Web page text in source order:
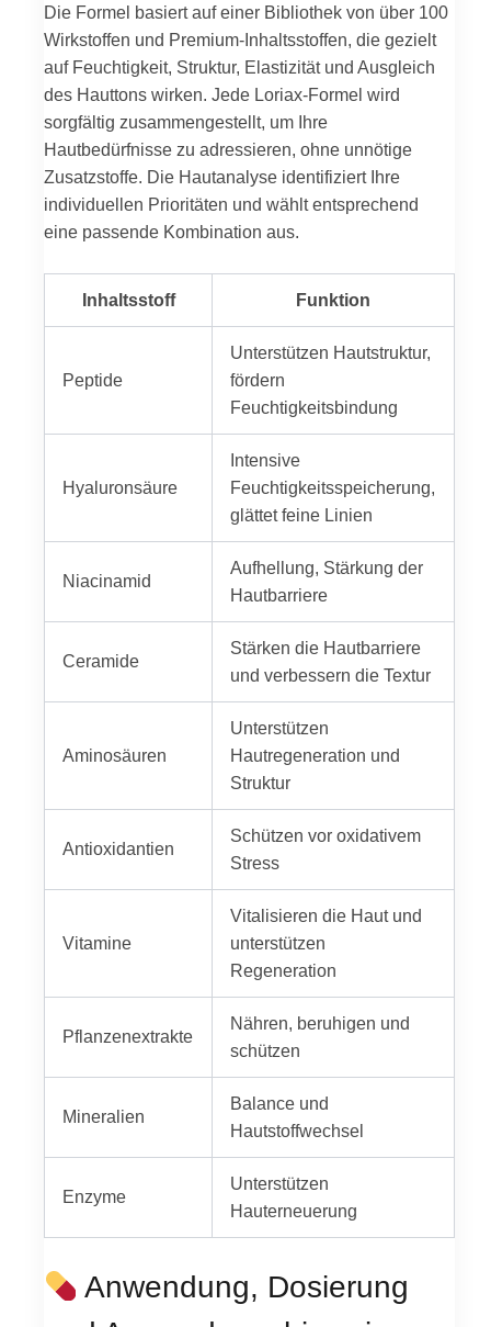
Die Formel basiert auf einer Bibliothek von über 100
Wirkstoffen und Premium-Inhaltsstoffen, die gezielt
auf Feuchtigkeit, Struktur, Elastizität und Ausgleich
des Hauttons wirken. Jede Loriax-Formel wird
sorgfältig zusammengestellt, um Ihre
Hautbedürfnisse zu adressieren, ohne unnötige
Zusatzstoffe. Die Hautanalyse identifiziert Ihre
individuellen Prioritäten und wählt entsprechend
eine passende Kombination aus.
Inhaltsstoff Funktion
Peptide
Unterstützen Hautstruktur,
fördern
Feuchtigkeitsbindung
Hyaluronsäure
Intensive
Feuchtigkeitsspeicherung,
glättet feine Linien
Niacinamid
Aufhellung, Stärkung der
Hautbarriere
Ceramide
Stärken die Hautbarriere
und verbessern die Textur
Aminosäuren
Unterstützen
Hautregeneration und
Struktur
Antioxidantien
Schützen vor oxidativem
Stress
Vitamine
Vitalisieren die Haut und
unterstützen
Regeneration
Pflanzenextrakte
Nähren, beruhigen und
schützen
Mineralien
Balance und
Hautstoffwechsel
Enzyme
Unterstützen
Hauterneuerung
Anwendung, Dosierung